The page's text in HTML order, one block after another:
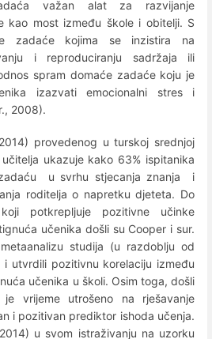
važan alat za razvijanje
kao most između škole i obitelji. S
zadaće kojima se inzistira na
i reproduciranju sadržaja ili
spram domaće zadaće koju je
izazvati emocionalni stres i
2008).
provedenog u turskoj srednjoj
ukazuje kako 63% ispitanika
u svrhu stjecanja znanja i
roditelja o napretku djeteta. Do
potkrepljuje pozitivne učinke
učenika došli su Cooper i sur.
studija (u razdoblju od
utvrdili pozitivnu korelaciju između
učenika u školi. Osim toga, došli
vrijeme utrošeno na rješavanje
i pozitivan prediktor ishoda učenja.
u svom istraživanju na uzorku